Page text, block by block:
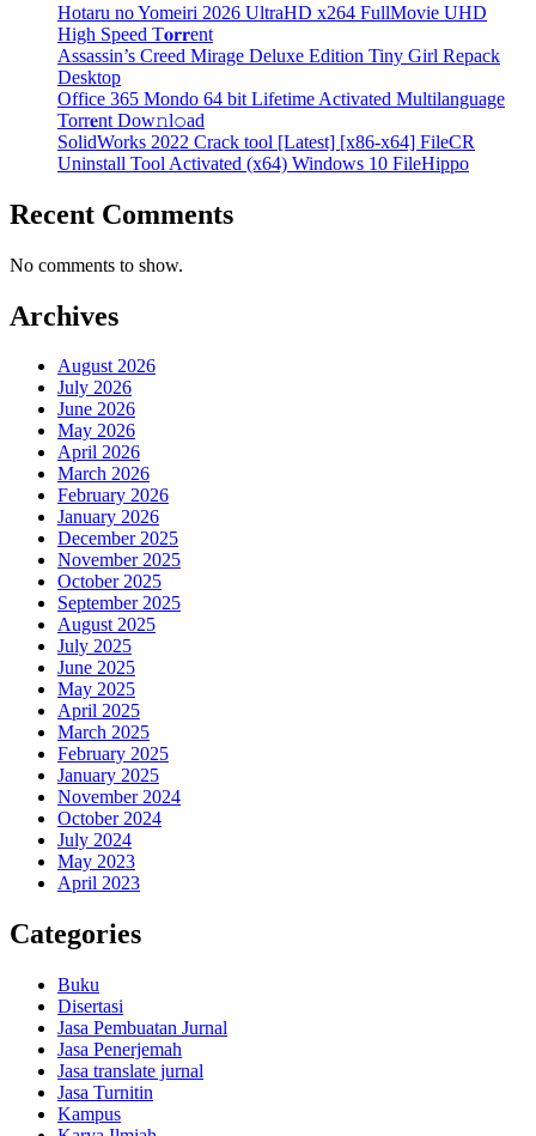
Hotaru no Yomeiri 2026 UltraHD x264 FullMovie UHD
High Speed T𝐨𝐫𝐫ent
Assassin’s Creed Mirage Deluxe Edition Tiny Girl Repack
Desktop
Office 365 Mondo 64 bit Lifetime Activated Multilanguage
Torr𝐞nt Dow𝚗l𝚘аd
SolidWorks 2022 Crack tool [Latest] [x86-x64] FileCR
Uninstall Tool Activated (x64) Windows 10 FileHippo
Recent Comments
No comments to show.
Archives
August 2026
July 2026
June 2026
May 2026
April 2026
March 2026
February 2026
January 2026
December 2025
November 2025
October 2025
September 2025
August 2025
July 2025
June 2025
May 2025
April 2025
March 2025
February 2025
January 2025
November 2024
October 2024
July 2024
May 2023
April 2023
Categories
Buku
Disertasi
Jasa Pembuatan Jurnal
Jasa Penerjemah
Jasa translate jurnal
Jasa Turnitin
Kampus